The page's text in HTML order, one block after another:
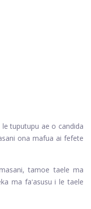
tuputupu ae o candida
ona mafua ai fefete
tamoe taele ma
ma faʻasusu i le taele